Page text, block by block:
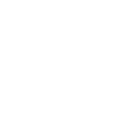
Juanfran Funes en Gran